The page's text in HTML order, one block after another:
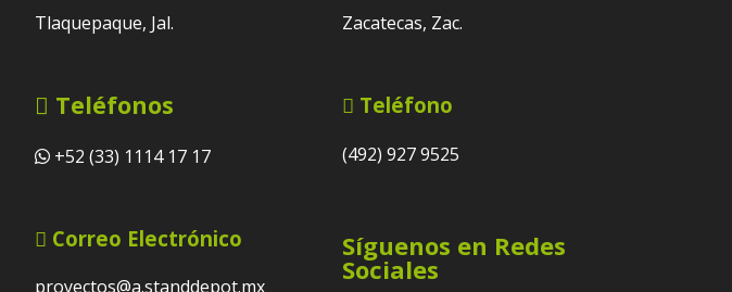
Tlaquepaque, Jal.
Teléfonos
+52 (33) 1114 17 17
Correo Electrónico
proyectos@a.standdepot.mx
Zacatecas, Zac.
Teléfono
(492) 927 9525
Síguenos en Redes
Sociales